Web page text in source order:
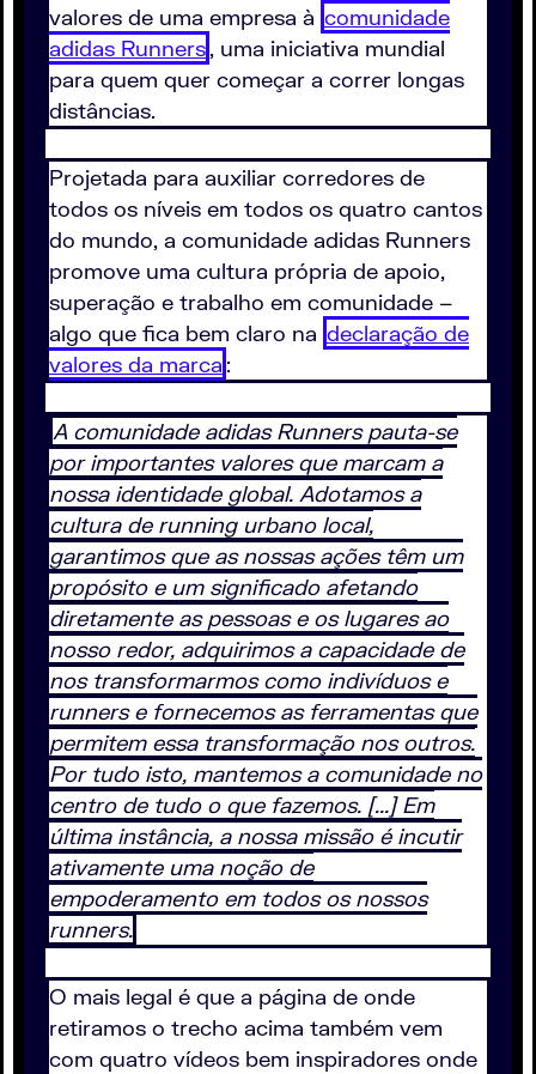
valores de uma empresa à comunidade
adidas Runners, uma iniciativa mundial
para quem quer começar a correr longas
distâncias.
Projetada para auxiliar corredores de
todos os níveis em todos os quatro cantos
do mundo, a comunidade adidas Runners
promove uma cultura própria de apoio,
superação e trabalho em comunidade –
algo que fica bem claro na declaração de
valores da marca :
A comunidade adidas Runners pauta-se
por importantes valores que marcam a
nossa identidade global. Adotamos a
cultura de running urbano local,
garantimos que as nossas ações têm um
propósito e um significado afetando
diretamente as pessoas e os lugares ao
nosso redor, adquirimos a capacidade de
nos transformarmos como indivíduos e
runners e fornecemos as ferramentas que
permitem essa transformação nos outros.
Por tudo isto, mantemos a comunidade no
centro de tudo o que fazemos. [...] Em
última instância, a nossa missão é incutir
ativamente uma noção de
empoderamento em todos os nossos
runners.
O mais legal é que a página de onde
retiramos o trecho acima também vem
com quatro vídeos bem inspiradores onde